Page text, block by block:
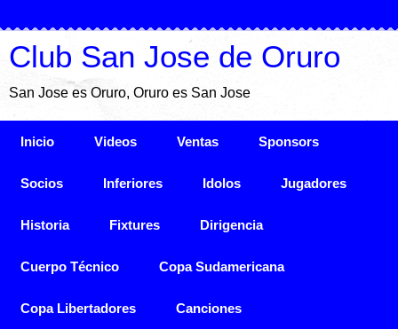
Club San Jose de Oruro
San Jose es Oruro, Oruro es San Jose
Inicio Videos Ventas Sponsors
Socios Inferiores Idolos Jugadores
Historia Fixtures Dirigencia
Cuerpo Técnico Copa Sudamericana
Copa Libertadores Canciones